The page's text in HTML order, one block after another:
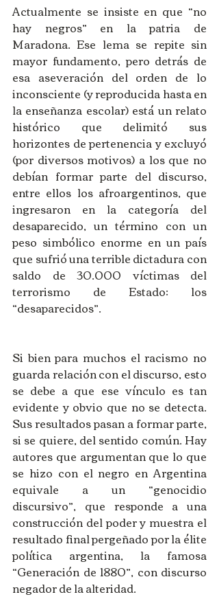
Actualmente se insiste en que “no
hay negros” en la patria de
Maradona. Ese lema se repite sin
mayor fundamento, pero detrás de
esa aseveración del orden de lo
inconsciente (y reproducida hasta en
la enseñanza escolar) está un relato
histórico que delimitó sus
horizontes de pertenencia y excluyó
(por diversos motivos) a los que no
debían formar parte del discurso,
entre ellos los afroargentinos, que
ingresaron en la categoría del
desaparecido, un término con un
peso simbólico enorme en un país
que sufrió una terrible dictadura con
saldo de 30.000 víctimas del
terrorismo de Estado: los
“desaparecidos”.
Si bien para muchos el racismo no
guarda relación con el discurso, esto
se debe a que ese vínculo es tan
evidente y obvio que no se detecta.
Sus resultados pasan a formar parte,
si se quiere, del sentido común. Hay
autores que argumentan que lo que
se hizo con el negro en Argentina
equivale a un “genocidio
discursivo”, que responde a una
construcción del poder y muestra el
resultado final pergeñado por la élite
política argentina, la famosa
“Generación de 1880”, con discurso
negador de la alteridad.